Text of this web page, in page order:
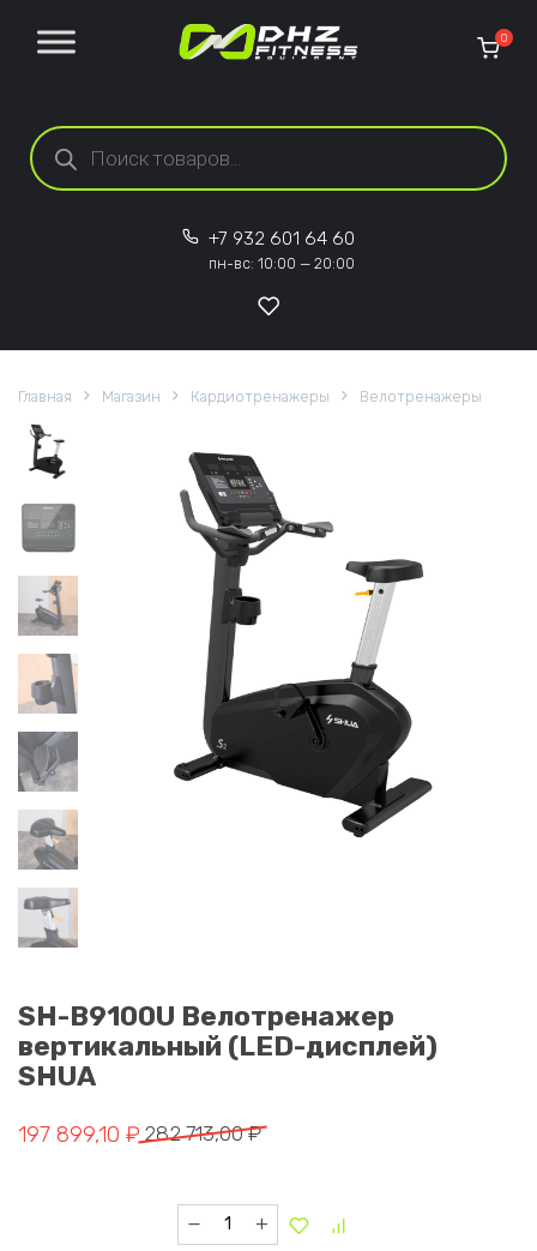
Поиск товаров
0
+7 932 601 64 60
пн-вс: 10:00 — 20:00
Главная Магазин Кардиотренажеры Велотренажеры
SH-B9100U Велотренажер
вертикальный (LED-дисплей)
SHUA
282 713,00₽
Первоначальная цена составляла 282 713,00 ₽.
197 899,10 ₽
Текущая цена: 197 899,10 ₽.
Количество товара SH-B9100U